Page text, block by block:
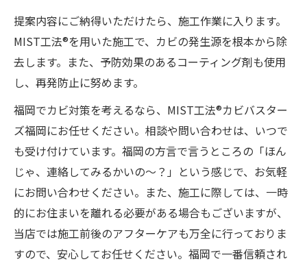
提案内容にご納得いただけたら、施工作業に入ります。
MIST工法®を用いた施工で、カビの発生源を根本から除
去します。また、予防効果のあるコーティング剤も使用
し、再発防止に努めます。
福岡でカビ対策を考えるなら、MIST工法®カビバスター
ズ福岡にお任せください。相談や問い合わせは、いつで
も受け付けています。福岡の方言で言うところの「ほん
じゃ、連絡してみるかいの〜？」という感じで、お気軽
にお問い合わせください。また、施工に際しては、一時
的にお住まいを離れる必要がある場合もございますが、
当店では施工前後のアフターケアも万全に行っておりま
すので、安心してお任せください。福岡で一番信頼され